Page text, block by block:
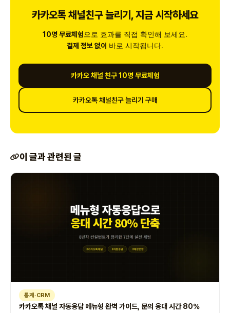
카카오톡 채널친구 늘리기, 지금 시작하세요
10명 무료체험으로 효과를 직접 확인해 보세요.
결제 정보 없이 바로 시작됩니다.
카카오 채널 친구 10명 무료체험
카카오톡 채널친구 늘리기 구매
이 글과 관련된 글
통계·CRM
카카오톡 채널 자동응답 메뉴형 완벽 가이드, 문의 응대 시간 80%